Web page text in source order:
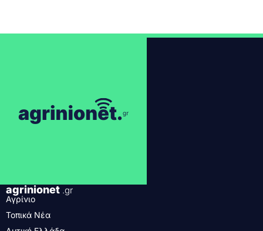
agrinionet .gr
Αγρίνιο
Τοπικά Νέα